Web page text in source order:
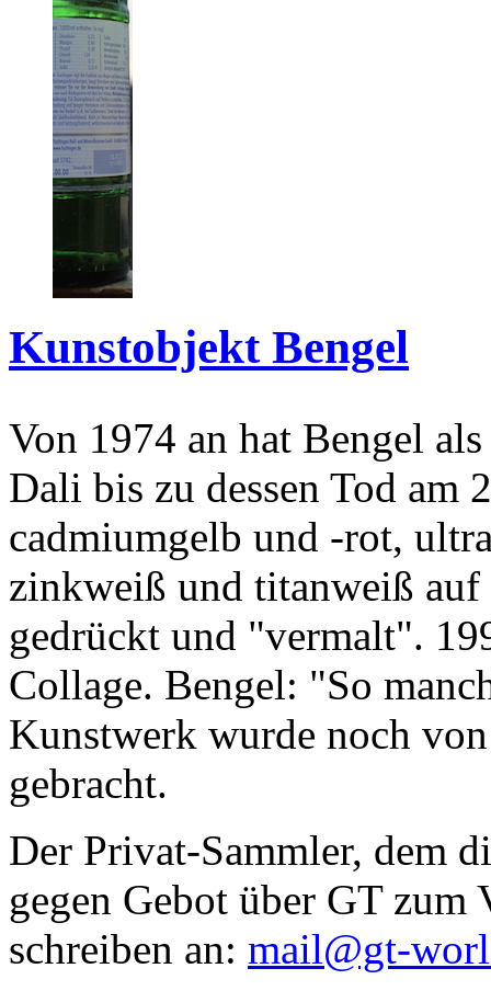
Kunstobjekt Bengel
Von 1974 an hat Bengel
Dali bis zu dessen Tod am
cadmiumgelb und -rot,
zinkweiß und titanweiß
gedrückt und "vermalt".
Collage. Bengel: "So
Kunstwerk wurde noch
gebracht.
Der Privat-Sammler, dem
gegen Gebot über GT zum
schreiben an: mail@gt-